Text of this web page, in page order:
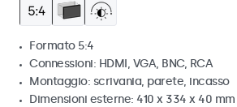
Formato 5:4
Connessioni: HDMI, VGA, BNC, RCA
Montaggio: scrivania, parete, incasso
Dimensioni esterne: 410 x 334 x 40 mm